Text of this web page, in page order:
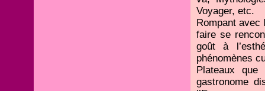
Voyager, etc.
Rompant avec
faire se
goût à
phénomènes
Plateaux
gastronome